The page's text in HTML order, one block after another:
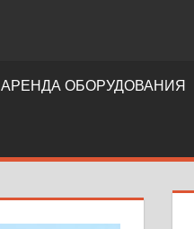
АРЕНДА ОБОРУДОВАНИЯ